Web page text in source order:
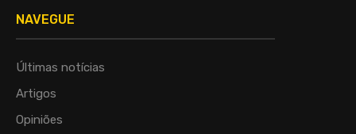
NAVEGUE
Últimas notícias
Artigos
Opiniões